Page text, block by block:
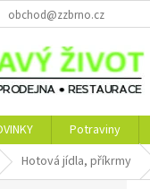
obchod@zzbrno.cz
Potraviny
Hotová jídla, příkrmy